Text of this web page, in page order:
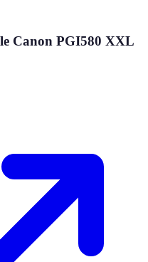
Canon PGI580 XXL